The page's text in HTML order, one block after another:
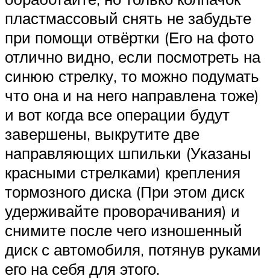
пластмассовый снять не забудьте
при помощи отвёртки (Его на фото
отлично видно, если посмотреть на
синюю стрелку, то можно подумать
что она и на него направлена тоже)
и вот когда все операции будут
завершены, выкрутите две
направляющих шпильки (Указаны
красными стрелками) крепления
тормозного диска (При этом диск
удерживайте проворачивания) и
снимите после чего изношенный
диск с автомобиля, потянув руками
его на себя для этого.